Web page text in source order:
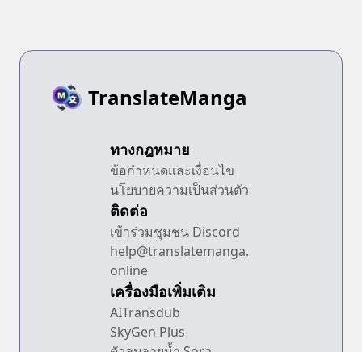
TranslateManga
ทางกฎหมาย
ข้อกำหนดและเงื่อนไข
นโยบายความเป็นส่วนตัว
ติดต่อ
เข้าร่วมชุมชน Discord
help@translatemanga.
online
เครื่องมือเพิ่มเติม
AITransdub
SkyGen Plus